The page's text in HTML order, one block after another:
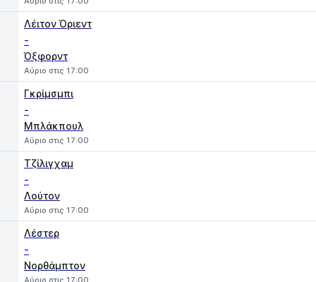
Λέιτον Όριεντ
-
Όξφορντ
Αύριο στις 17:00
Γκρίμσμπι
-
Μπλάκπουλ
Αύριο στις 17:00
Τζίλιγχαμ
-
Λούτον
Αύριο στις 17:00
Λέστερ
-
Νορθάμπτον
Αύριο στις 17:00